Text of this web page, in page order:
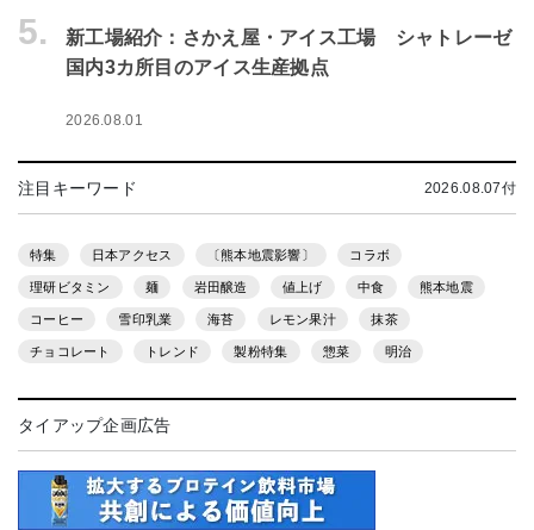
5.
新工場紹介：さかえ屋・アイス工場 シャトレーゼ
国内3カ所目のアイス生産拠点
2026.08.01
注目キーワード 2026.08.07付
特集 日本アクセス 〔熊本地震影響〕 コラボ
理研ビタミン 麺 岩田醸造 値上げ 中食 熊本地震
コーヒー 雪印乳業 海苔 レモン果汁 抹茶
チョコレート トレンド 製粉特集 惣菜 明治
タイアップ企画広告